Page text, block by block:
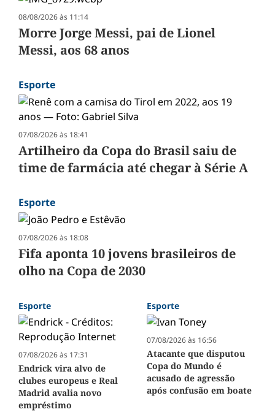
08/08/2026 às 11:14
Morre Jorge Messi, pai de Lionel
Messi, aos 68 anos
Esporte
07/08/2026 às 18:41
Artilheiro da Copa do Brasil saiu de
time de farmácia até chegar à Série A
Esporte
07/08/2026 às 18:08
Fifa aponta 10 jovens brasileiros de
olho na Copa de 2030
Esporte
07/08/2026 às 17:31
Endrick vira alvo de
clubes europeus e Real
Madrid avalia novo
empréstimo
Esporte
07/08/2026 às 16:56
Atacante que disputou
Copa do Mundo é
acusado de agressão
após confusão em boate